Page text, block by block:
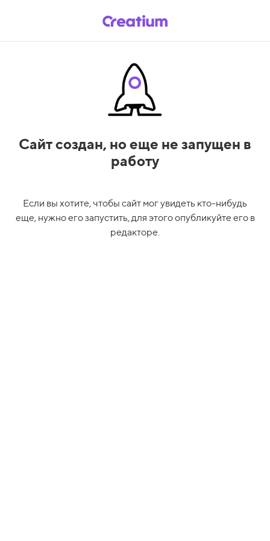
Сайт создан, но еще не запущен в
работу
Если вы хотите, чтобы сайт мог увидеть кто-нибудь
еще, нужно его запустить, для этого опубликуйте его в
редакторе.